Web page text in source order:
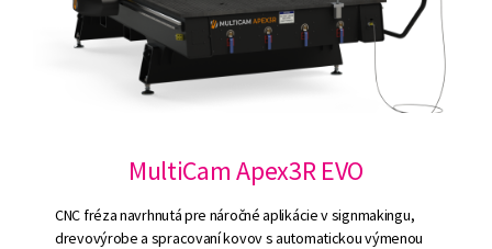
MultiCam Apex3R EVO
CNC fréza navrhnutá pre náročné aplikácie v signmakingu,
drevovýrobe a spracovaní kovov s automatickou výmenou